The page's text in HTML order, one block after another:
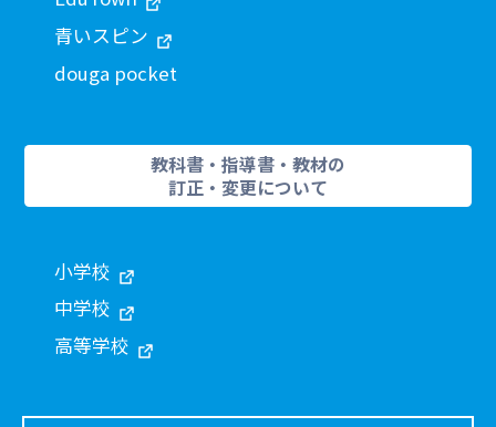
青いスピン
douga pocket
教科書・指導書・教材の
訂正・変更について
小学校
中学校
高等学校